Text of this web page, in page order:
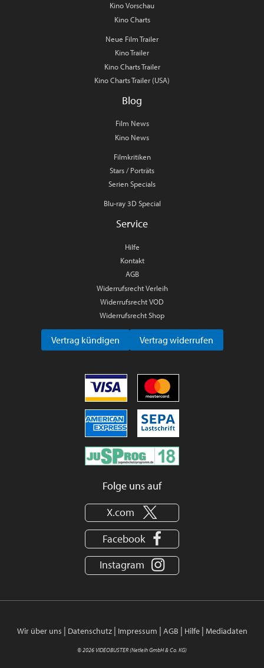
Kino Vorschau
Kino Charts
Neue Film Trailer
Kino Trailer
Kino Charts Trailer
Kino Charts Trailer (USA)
Blog
Film News
Kino News
Filmkritiken
Stars / Porträts
Serien Specials
Blu-ray 3D Special
Service
Hilfe
Kontakt
AGB
Widerrufsrecht Verleih
Widerrufsrecht VOD
Widerrufsrecht Shop
Vertrag kündigen Vertrag widerrufen
Folge uns auf
X.com
Facebook
Instagram
Wir über uns | Datenschutz| Impressum | AGB | Hilfe| Mediadaten
© 2026 VIDEOBUSTER (Netleih GmbH & Co. KG)